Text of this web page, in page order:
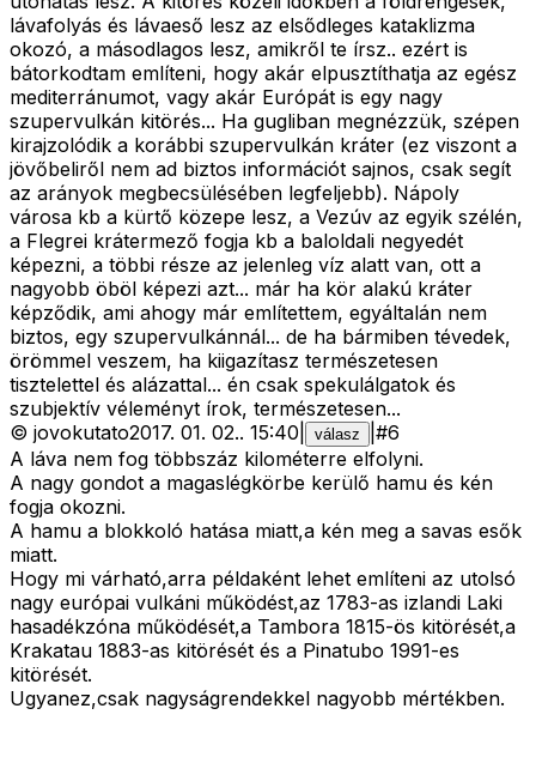
lávafolyás és lávaeső lesz az elsődleges kataklizma
okozó, a másodlagos lesz, amikről te írsz.. ezért is
bátorkodtam említeni, hogy akár elpusztíthatja az egész
mediterránumot, vagy akár Európát is egy nagy
szupervulkán kitörés... Ha gugliban megnézzük, szépen
kirajzolódik a korábbi szupervulkán kráter (ez viszont a
jövőbeliről nem ad biztos információt sajnos, csak segít
az arányok megbecsülésében legfeljebb). Nápoly
városa kb a kürtő közepe lesz, a Vezúv az egyik szélén,
a Flegrei krátermező fogja kb a baloldali negyedét
képezni, a többi része az jelenleg víz alatt van, ott a
nagyobb öböl képezi azt... már ha kör alakú kráter
képződik, ami ahogy már említettem, egyáltalán nem
biztos, egy szupervulkánnál... de ha bármiben tévedek,
örömmel veszem, ha kiigazítasz természetesen
tisztelettel és alázattal... én csak spekulálgatok és
szubjektív véleményt írok, természetesen...
© jovokutato2017. 01. 02.. 15:40 válasz #6
A láva nem fog többszáz kilométerre elfolyni.
A nagy gondot a magaslégkörbe kerülő hamu és kén
fogja okozni.
A hamu a blokkoló hatása miatt,a kén meg a savas esők
miatt.
Hogy mi várható,arra példaként lehet említeni az utolsó
nagy európai vulkáni működést,az 1783-as izlandi Laki
hasadékzóna működését,a Tambora 1815-ös kitörését,a
Krakatau 1883-as kitörését és a Pinatubo 1991-es
kitörését.
Ugyanez,csak nagyságrendekkel nagyobb mértékben.